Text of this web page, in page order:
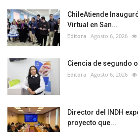
ChileAtiende
Virtual en San...
Editora Agosto 6, 2026
Ciencia de segundo
Editora Agosto 6, 2026
Director del INDH
proyecto que...